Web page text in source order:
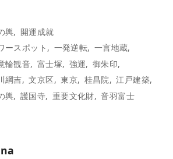
輿
開運成就
ースポット 一発逆転
一言地蔵
輪観音
富士塚 強運
御朱印
綱吉
文京区 東京 桂昌院
江戸建築
輿
護国寺 重要文化財 音羽富士